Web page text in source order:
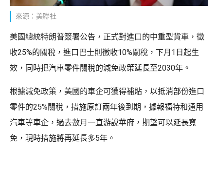
來源：美聯社
美國總統特朗普簽署公告，正式對進口的中重型貨車，徵
收25%的關稅，進口巴士則徵收10%關稅，下月1日起生
效，同時把汽車零件關稅的減免政策延長至2030年。
根據減免政策，美國的車企可獲得補貼，以抵消部份進口
零件的25%關稅，措施原訂兩年後到期，據報福特和通用
汽車等車企，過去數月一直游說華府，期望可以延長寬
免，現時措施將再延長多5年。